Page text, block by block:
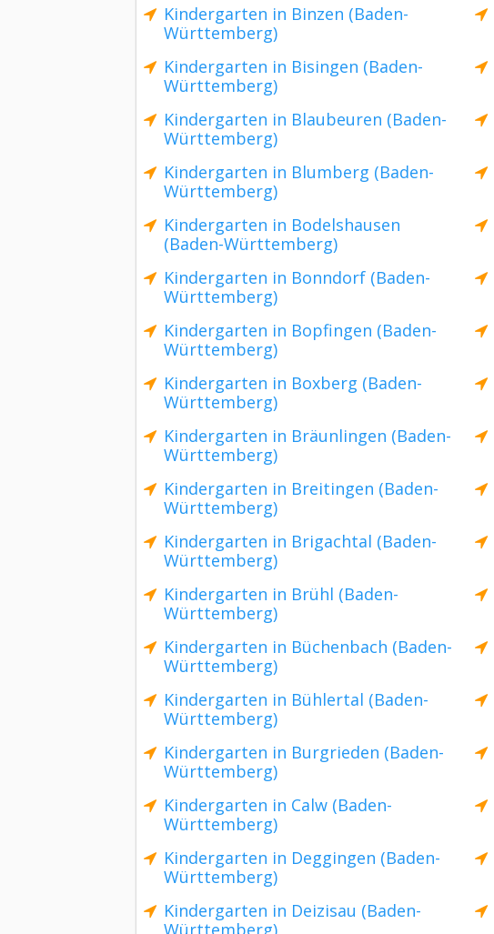
Kindergarten in Binzen (Baden-
Württemberg)
Kindergarten in Bisingen (Baden-
Württemberg)
Kindergarten in Blaubeuren (Baden-
Württemberg)
Kindergarten in Blumberg (Baden-
Württemberg)
Kindergarten in Bodelshausen
(Baden-Württemberg)
Kindergarten in Bonndorf (Baden-
Württemberg)
Kindergarten in Bopfingen (Baden-
Württemberg)
Kindergarten in Boxberg (Baden-
Württemberg)
Kindergarten in Bräunlingen (Baden-
Württemberg)
Kindergarten in Breitingen (Baden-
Württemberg)
Kindergarten in Brigachtal (Baden-
Württemberg)
Kindergarten in Brühl (Baden-
Württemberg)
Kindergarten in Büchenbach (Baden-
Württemberg)
Kindergarten in Bühlertal (Baden-
Württemberg)
Kindergarten in Burgrieden (Baden-
Württemberg)
Kindergarten in Calw (Baden-
Württemberg)
Kindergarten in Deggingen (Baden-
Württemberg)
Kindergarten in Deizisau (Baden-
Württemberg)